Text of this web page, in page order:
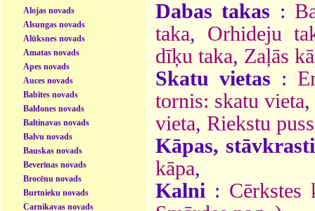
Alojas novads
Alsungas novads
Alūksnes novads
Amatas novads
Apes novads
Auces novads
Babītes novads
Baldones novads
Baltinavas novads
Balvu novads
Bauskas novads
Beverīnas novads
Brocēnu novads
Burtnieku novads
Carnikavas novads
Dabas takas :
taka, Orhideju
dīķu taka, Zaļās
Skatu vietas :
tornis: skatu vieta,
vieta, Riekstu
Kāpas, stāvkrasti
kāpa,
Kalni : Cērkstes